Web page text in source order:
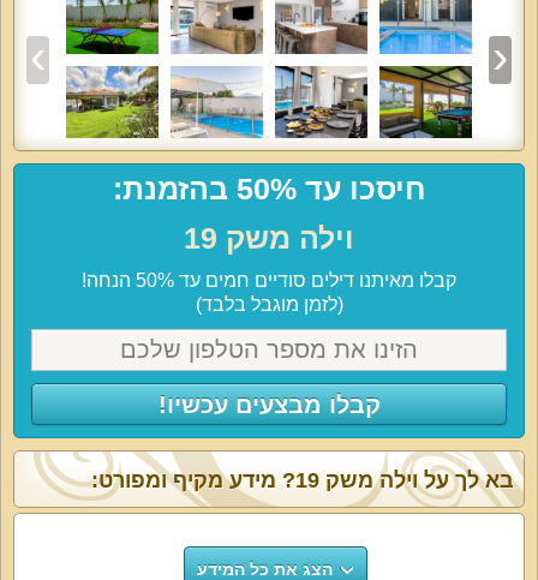
חיסכו עד 50% בהזמנת:
וילה משק 19
קבלו מאיתנו דילים סודיים חמים עד 50% הנחה!
(לזמן מוגבל בלבד)
קבלו מבצעים עכשיו!
בא לך על וילה משק 19? מידע מקיף ומפורט:
הצג את כל המידע